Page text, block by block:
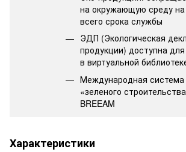
на окружающую среду
всего срока службы
ЭДП (Экологическая
продукции) доступна
в виртуальной
Международная система
«зеленого
BREEAM
Характеристики